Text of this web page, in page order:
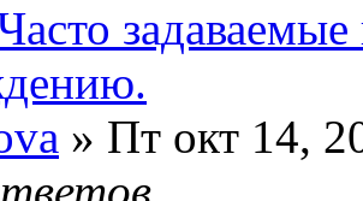
» Пт окт 14,